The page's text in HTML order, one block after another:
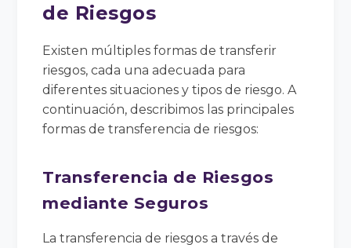
de Riesgos
Existen múltiples formas de transferir
riesgos, cada una adecuada para
diferentes situaciones y tipos de riesgo. A
continuación, describimos las principales
formas de transferencia de riesgos:
Transferencia de Riesgos
mediante Seguros
La transferencia de riesgos a través de